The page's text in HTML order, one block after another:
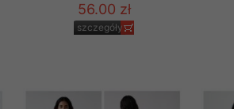
56.00 zł
szczegóły